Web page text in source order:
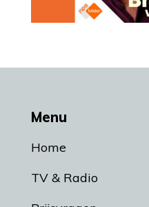
Menu
Home
TV & Radio